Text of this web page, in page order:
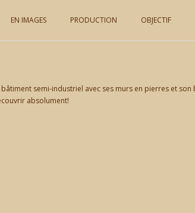
EN IMAGES PRODUCTION OBJECTIF
semi-industriel avec ses murs en pierres et
absolument!